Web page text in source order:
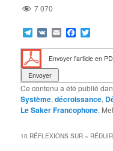
7 070
Telegram
VK EmailFacebook
Envoyer l'article en
Ce contenu a été publié
Système,décroissance,
Le Saker Francophone.
10 RÉFLEXIONS SUR «